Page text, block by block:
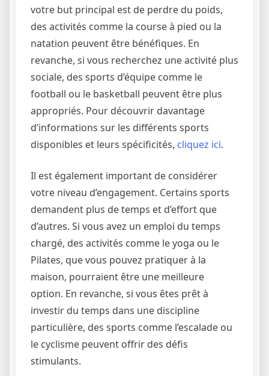
votre but principal est de perdre du poids,
des activités comme la course à pied ou la
natation peuvent être bénéfiques. En
revanche, si vous recherchez une activité plus
sociale, des sports d’équipe comme le
football ou le basketball peuvent être plus
appropriés. Pour découvrir davantage
d’informations sur les différents sports
disponibles et leurs spécificités, cliquez ici.
Il est également important de considérer
votre niveau d’engagement. Certains sports
demandent plus de temps et d’effort que
d’autres. Si vous avez un emploi du temps
chargé, des activités comme le yoga ou le
Pilates, que vous pouvez pratiquer à la
maison, pourraient être une meilleure
option. En revanche, si vous êtes prêt à
investir du temps dans une discipline
particulière, des sports comme l’escalade ou
le cyclisme peuvent offrir des défis
stimulants.